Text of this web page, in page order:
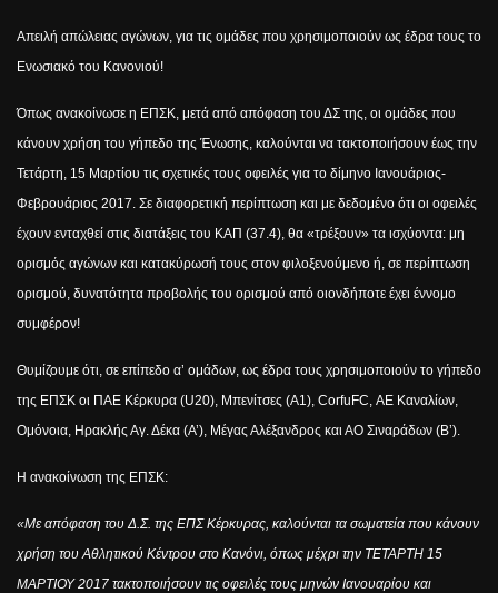
Απειλή απώλειας αγώνων, για τις ομάδες που χρησιμοποιούν ως έδρα τους το
Ενωσιακό του Κανονιού!
Όπως ανακοίνωσε η ΕΠΣΚ, μετά από απόφαση του ΔΣ της, οι ομάδες που
κάνουν χρήση του γήπεδο της Ένωσης, καλούνται να τακτοποιήσουν έως την
Τετάρτη, 15 Μαρτίου τις σχετικές τους οφειλές για το δίμηνο Ιανουάριος-
Φεβρουάριος 2017. Σε διαφορετική περίπτωση και με δεδομένο ότι οι οφειλές
έχουν ενταχθεί στις διατάξεις του ΚΑΠ (37.4), θα «τρέξουν» τα ισχύοντα: μη
ορισμός αγώνων και κατακύρωσή τους στον φιλοξενούμενο ή, σε περίπτωση
ορισμού, δυνατότητα προβολής του ορισμού από οιονδήποτε έχει έννομο
συμφέρον!
Θυμίζουμε ότι, σε επίπεδο α’ ομάδων, ως έδρα τους χρησιμοποιούν το γήπεδο
της ΕΠΣΚ οι ΠΑΕ Κέρκυρα (U20), Μπενίτσες (Α1), CorfuFC , ΑΕ Καναλίων,
Ομόνοια, Ηρακλής Αγ. Δέκα (Α’), Μέγας Αλέξανδρος και ΑΟ Σιναράδων (Β’).
Η ανακοίνωση της ΕΠΣΚ:
«Με απόφαση του Δ.Σ. της ΕΠΣ Κέρκυρας, καλούνται τα σωματεία που κάνουν
χρήση του Αθλητικού Κέντρου στο Κανόνι, όπως μέχρι την ΤΕΤΑΡΤΗ 15
ΜΑΡΤΙΟΥ 2017 τακτοποιήσουν τις οφειλές τους μηνών Ιανουαρίου και